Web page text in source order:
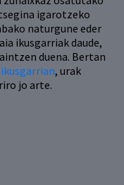
igarotzeko
naturgune eder
ikusgarriak daude,
duena. Bertan
, urak
jo arte.